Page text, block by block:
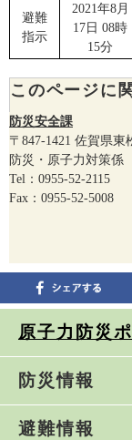
原子力防災
防災情報
避難情報
避難
指示
2021年8月
17日 08時
15分
このページに
防災安全課
〒847-1421 佐賀県東
防災・原子力対策係
Tel：0955-52-2115
Fax：0955-52-5008